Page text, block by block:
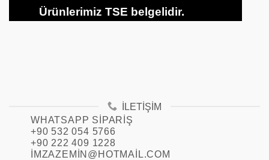
Ürünlerimiz TSE belgelidir.
İLETIŞIM
WHATSAPP SIPARIŞ
+90 532 054 5766
+90 222 409 1228
IMZAZEMIN@HOTMAIL.COM